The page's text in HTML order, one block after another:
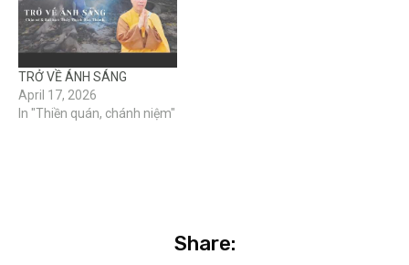
TRỞ VỀ ÁNH SÁNG
April 17, 2026
In "Thiền quán, chánh niệm"
Share: